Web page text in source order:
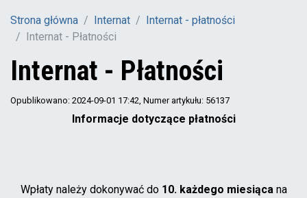
Strona główna Internat
Internat - płatności
Internat - Płatności
Internat - Płatności
Opublikowano: 2024-09-01 17:42, Numer artykułu: 56137
Informacje dotyczące płatności
Wpłaty należy dokonywać do 10. każdego miesiąca na